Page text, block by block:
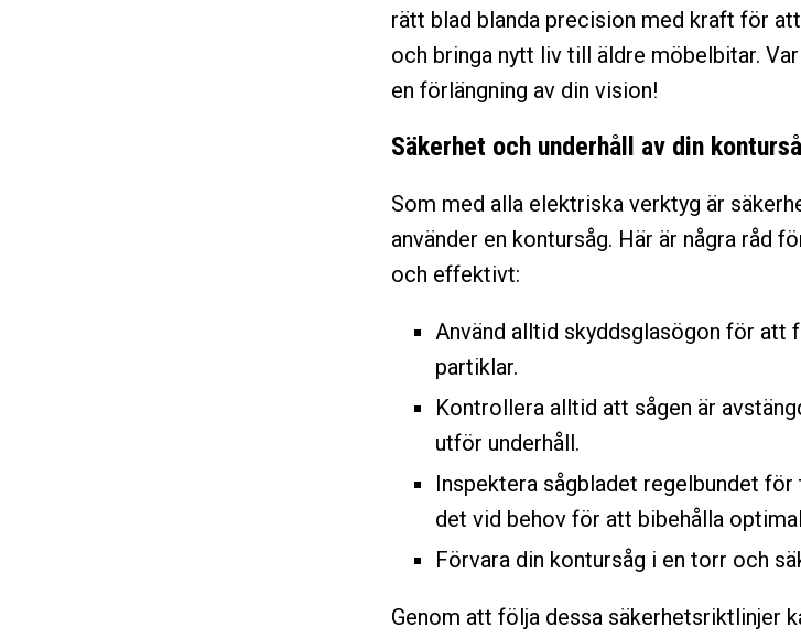
rätt blad blanda precision med kraft för
och bringa nytt liv till äldre möbelbitar.
en förlängning av din vision!
Säkerhet och underhåll av din
Som med alla elektriska verktyg är
använder en kontursåg. Här är några råd
och effektivt:
Använd alltid skyddsglasögon för att
partiklar.
Kontrollera alltid att sågen är
utför underhåll.
Inspektera sågbladet regelbundet
det vid behov för att bibehålla
Förvara din kontursåg i en torr och
Genom att följa dessa säkerhetsriktlinjer